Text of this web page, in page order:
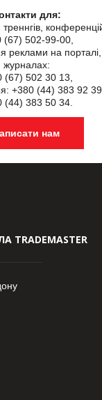
для:
(67) 502-99-00,
реклами на порталі,
журналах:
(67) 502 30 13,
+380 (44) 383 92 39,
(44) 383 50 34.
нам
TRADEMASTER